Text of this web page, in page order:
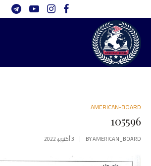
AMERICAN-BOARD
105596
BYAMERICAN_BOARD 3 أكتوبر، 2022